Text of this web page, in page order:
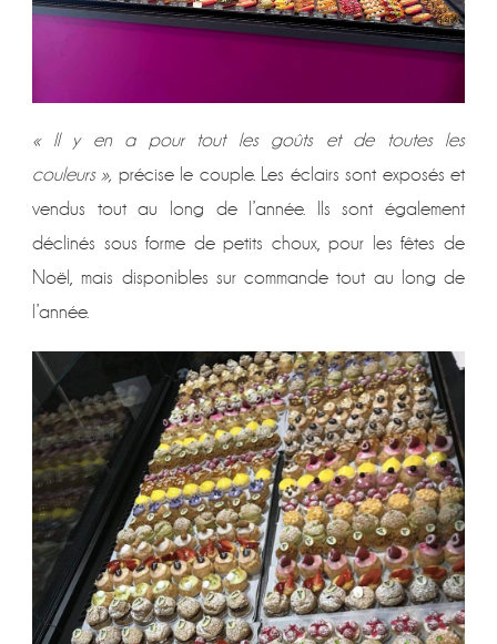
« Il y en a pour tout les goûts et de toutes les
couleurs », précise le couple. Les éclairs sont exposés et
vendus tout au long de l’année. Ils sont également
déclinés sous forme de petits choux, pour les fêtes de
Noël, mais disponibles sur commande tout au long de
l’année.